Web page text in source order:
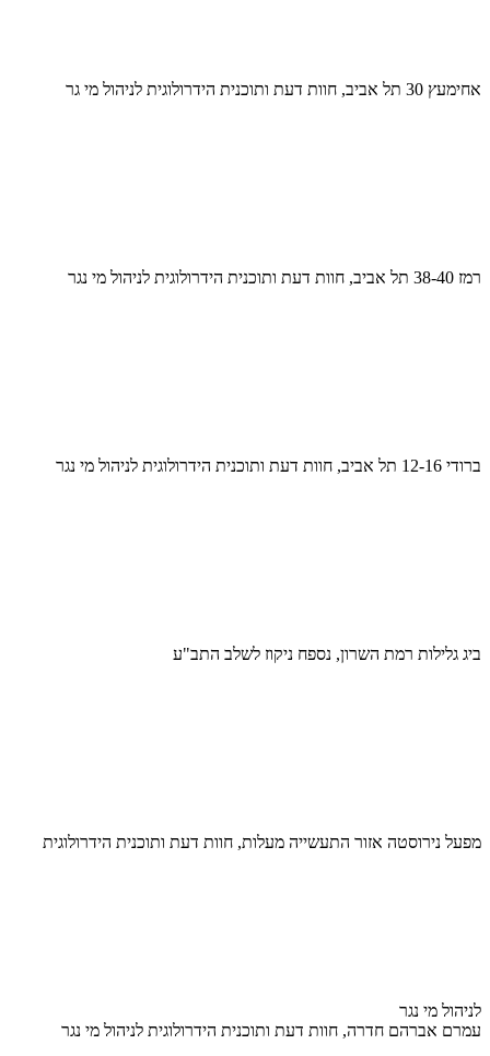
אחימעץ 30 תל אביב, חוות דעת ותוכנית הידרולוגית לניהול מי גר
רמז 38-40 תל אביב, חוות דעת ותוכנית הידרולוגית לניהול מי נגר
ברודי 12-16 תל אביב, חוות דעת ותוכנית הידרולוגית לניהול מי נגר
ביג גלילות רמת השרון, נספח ניקוז לשלב התב"ע
מפעל נירוסטה אזור התעשייה מעלות, חוות דעת ותוכנית הידרולוגית
לניהול מי נגר
עמרם אברהם חדרה, חוות דעת ותוכנית הידרולוגית לניהול מי נגר